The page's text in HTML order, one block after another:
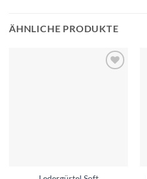
ÄHNLICHE PRODUKTE